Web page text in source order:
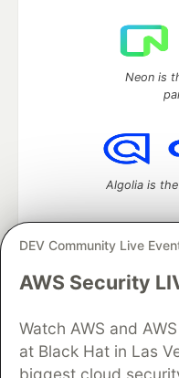
DEV Community Live
AWS Security
Watch AWS and
at Black Hat in Las
biggest cloud
Neon is
Algolia is
DEV Community— A
Home
DEV
DEV Education Tracks
Organization Accounts